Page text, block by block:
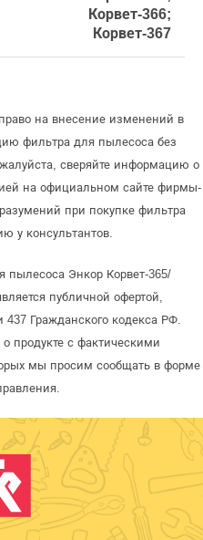
Корвет-366;
Корвет-367
на внесение изменений в
фильтра для пылесоса без
сверяйте информацию о
на официальном сайте фирмы-
при покупке фильтра
у консультантов.
пылесоса Энкор Корвет-365/
публичной офертой,
Гражданского кодекса РФ.
продукте с фактическими
мы просим сообщать в форме